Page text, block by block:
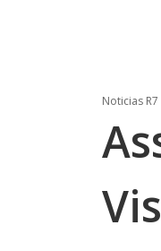
Noticias R7